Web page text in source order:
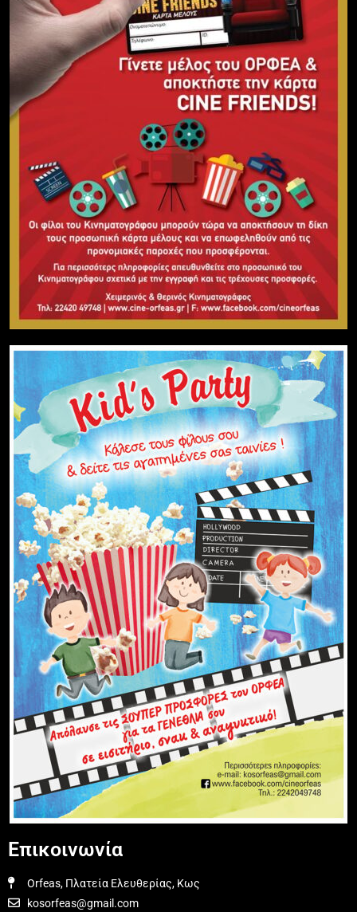
Επικοινωνία
Orfeas, Πλατεία Ελευθερίας, Κως
kosorfeas@gmail.com